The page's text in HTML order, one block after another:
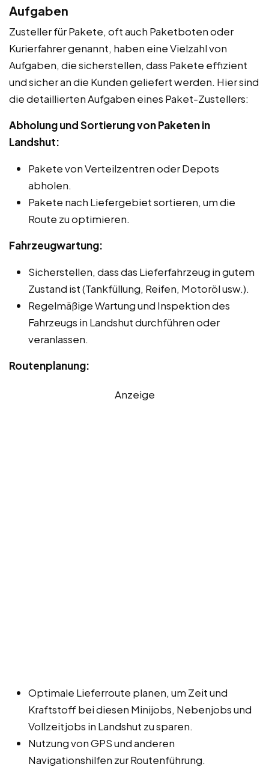
Aufgaben
Zusteller für Pakete, oft auch Paketboten oder
Kurierfahrer genannt, haben eine Vielzahl von
Aufgaben, die sicherstellen, dass Pakete effizient
und sicher an die Kunden geliefert werden. Hier sind
die detaillierten Aufgaben eines Paket-Zustellers:
Abholung und Sortierung von Paketen in
Landshut:
Pakete von Verteilzentren oder Depots
abholen.
Pakete nach Liefergebiet sortieren, um die
Route zu optimieren.
Fahrzeugwartung:
Sicherstellen, dass das Lieferfahrzeug in gutem
Zustand ist (Tankfüllung, Reifen, Motoröl usw.).
Regelmäßige Wartung und Inspektion des
Fahrzeugs in Landshut durchführen oder
veranlassen.
Routenplanung:
Anzeige
Optimale Lieferroute planen, um Zeit und
Kraftstoff bei diesen Minijobs, Nebenjobs und
Vollzeitjobs in Landshut zu sparen.
Nutzung von GPS und anderen
Navigationshilfen zur Routenführung.